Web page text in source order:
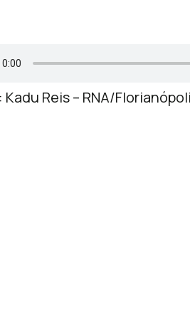
Reis – RNA/